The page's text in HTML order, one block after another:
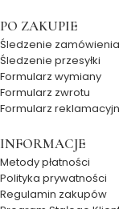
PO ZAKUPIE
Śledzenie zamówienia
Śledzenie przesyłki
Formularz wymiany
Formularz zwrotu
Formularz
INFORMACJE
Metody płatności
Polityka prywatności
Regulamin zakupów